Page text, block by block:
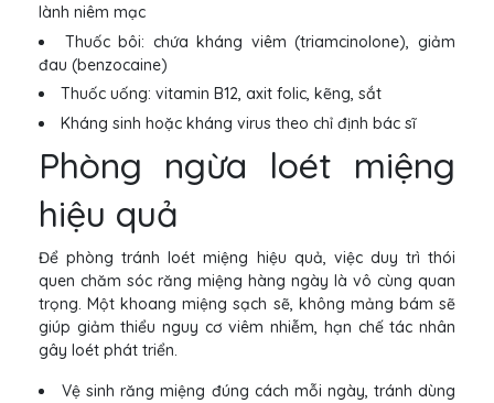
lành niêm mạc
Thuốc bôi: chứa kháng viêm (triamcinolone), giảm
đau (benzocaine)
Thuốc uống: vitamin B12, axit folic, kẽng, sắt
Kháng sinh hoặc kháng virus theo chỉ định bác sĩ
Phòng ngừa loét miệng
hiệu quả
Để phòng tránh loét miệng hiệu quả, việc duy trì thói
quen chăm sóc răng miệng hàng ngày là vô cùng quan
trọng. Một khoang miệng sạch sẽ, không mảng bám sẽ
giúp giảm thiểu nguy cơ viêm nhiễm, hạn chế tác nhân
gây loét phát triển.
Vệ sinh răng miệng đúng cách mỗi ngày, tránh dùng